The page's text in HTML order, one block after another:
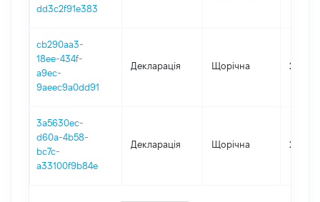
dd3c2f91e383
cb290aa3-
18ee-434f-
a9ec-
9aeec9a0dd91
Декларація Щорічна 2018
3a5630ec-
d60a-4b58-
bc7c-
a33100f9b84e
Декларація Щорічна 2017